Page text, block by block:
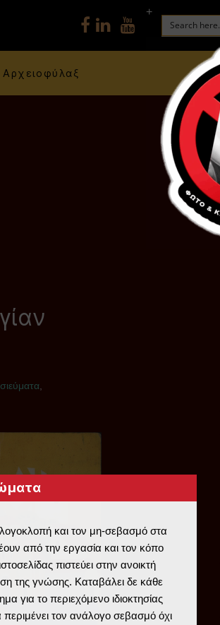
Αρχειοφύλαξ
+
και τον μη-σεβασμό στα
από την εργασία και τον κόπο
πιστεύει στην ανοικτή
της γνώσης. Καταβάλει δε κάθε
για το περιεχόμενο ιδιοκτησίας
περιμένει τον ανάλογο σεβασμό όχι